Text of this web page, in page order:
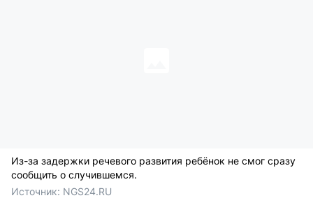
Из-за задержки речевого развития ребёнок не смог сразу
сообщить о случившемся.
Источник: NGS24.RU